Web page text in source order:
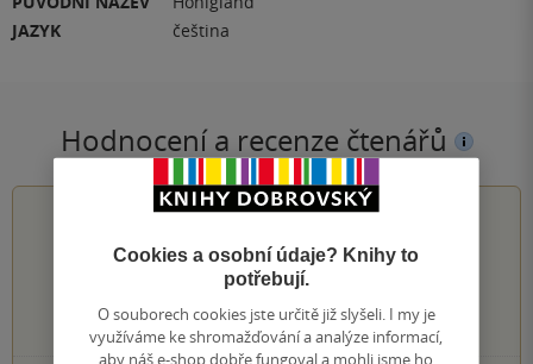
JAZYK
čeština
Hodnocení a recenze čtenářů
4.0z5
1hodnocení čtenářů
Cookies a osobní údaje? Knihy to
potřebují.
O souborech cookies jste určitě již slyšeli. I my je
využíváme ke shromažďování a analýze informací,
aby náš e-shop dobře fungoval a mohli jsme ho